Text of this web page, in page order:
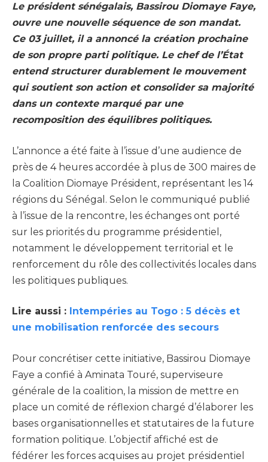
Le président sénégalais, Bassirou Diomaye Faye,
ouvre une nouvelle séquence de son mandat.
Ce 03 juillet, il a annoncé la création prochaine
de son propre parti politique. Le chef de l’État
entend structurer durablement le mouvement
qui soutient son action et consolider sa majorité
dans un contexte marqué par une
recomposition des équilibres politiques.
L’annonce a été faite à l’issue d’une audience de
près de 4 heures accordée à plus de 300 maires de
la Coalition Diomaye Président, représentant les 14
régions du Sénégal. Selon le communiqué publié
à l’issue de la rencontre, les échanges ont porté
sur les priorités du programme présidentiel,
notamment le développement territorial et le
renforcement du rôle des collectivités locales dans
les politiques publiques.
Lire aussi : Intempéries au Togo : 5 décès et
une mobilisation renforcée des secours
Pour concrétiser cette initiative, Bassirou Diomaye
Faye a confié à Aminata Touré, superviseure
générale de la coalition, la mission de mettre en
place un comité de réflexion chargé d’élaborer les
bases organisationnelles et statutaires de la future
formation politique. L’objectif affiché est de
fédérer les forces acquises au projet présidentiel